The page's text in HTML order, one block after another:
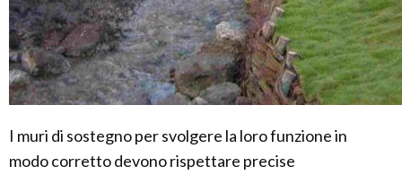
I muri di sostegno per svolgere la loro funzione in
modo corretto devono rispettare precise